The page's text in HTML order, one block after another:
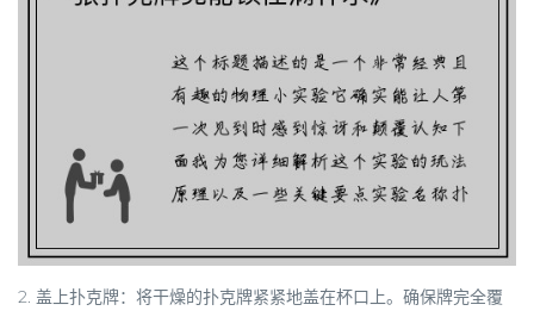
2. 盖上扑克牌：将干燥的扑克牌紧紧地盖在杯口上。确保牌完全覆